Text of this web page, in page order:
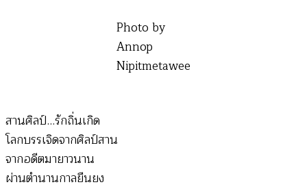
กวี
–
สาน
Photo by
Annop
Nipitmetawee
สานศิลป์…รักถิ่นเกิด
โลกบรรเจิดจากศิลป์สาน
จากอดีตมายาวนาน
ผ่านตำนานกาลยืนยง